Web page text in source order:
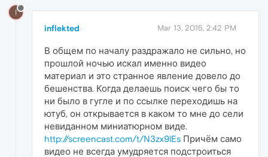
I
inflekted Mar 13, 2015, 2:42 PM
В общем по началу раздражало не сильно, но
прошлой ночью искал именно видео
материал и это странное явление довело до
бешенства. Когда делаешь поиск чего бы то
ни было в гугле и по ссылке переходишь на
ютуб, он открывается в каком то мне до сели
невиданном миниатюрном виде.
http://screencast.com/t/N3zx9lEs Причём само
видео не всегда умудряется подстроиться